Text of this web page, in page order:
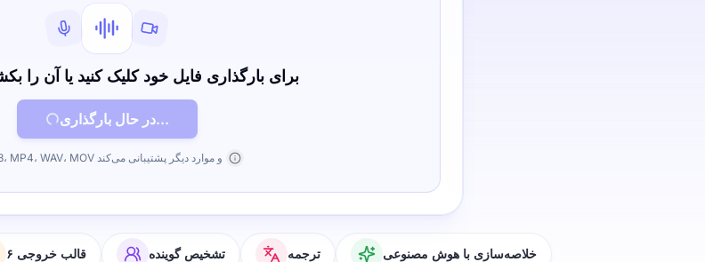
برای بارگذاری فایل خود کلیک کنید یا آن را
در حال بارگذاری...
از MP3، MP4، WAV، MOV و موارد دیگر پشتیبانی می‌کند
۶ قالب خروجی تشخیص گوینده ترجمه خلاصه‌سازی با هوش مصنوعی